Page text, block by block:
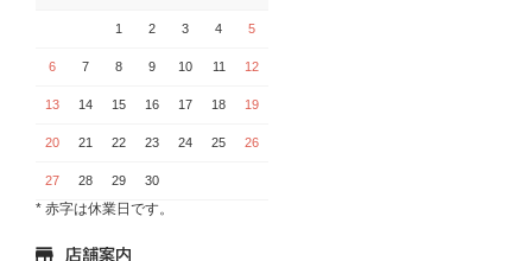
1 2 3 4 5
6 7 8 9 10 11 12
13 14 15 16 17 18 19
20 21 22 23 24 25 26
27 28 29 30
* 赤字は休業日です。